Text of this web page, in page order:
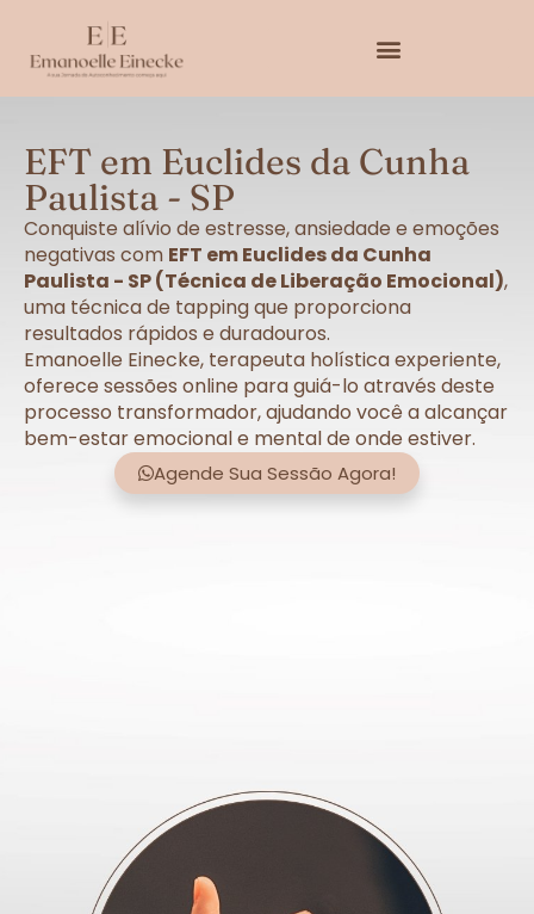
EFT em Euclides da Cunha
Paulista - SP
Conquiste alívio de estresse, ansiedade e emoções
negativas com EFT em Euclides da Cunha
Paulista - SP (Técnica de Liberação Emocional),
uma técnica de tapping que proporciona
resultados rápidos e duradouros.
Emanoelle Einecke, terapeuta holística experiente,
oferece sessões online para guiá-lo através deste
processo transformador, ajudando você a alcançar
bem-estar emocional e mental de onde estiver.
Agende Sua Sessão Agora!